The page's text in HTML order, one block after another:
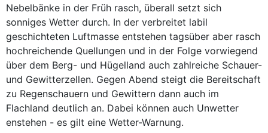
Nebelbänke in der Früh rasch, überall setzt sich
sonniges Wetter durch. In der verbreitet labil
geschichteten Luftmasse entstehen tagsüber aber rasch
hochreichende Quellungen und in der Folge vorwiegend
über dem Berg- und Hügelland auch zahlreiche Schauer-
und Gewitterzellen. Gegen Abend steigt die Bereitschaft
zu Regenschauern und Gewittern dann auch im
Flachland deutlich an. Dabei können auch Unwetter
enstehen - es gilt eine Wetter-Warnung.